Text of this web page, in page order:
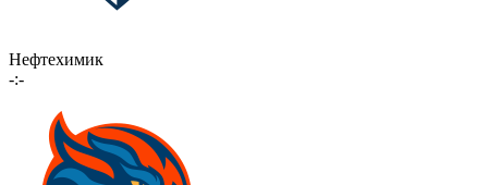
Нефтехимик
-:-